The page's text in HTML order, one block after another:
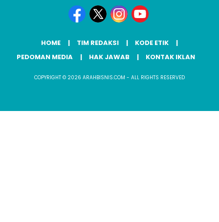
HOME TIM REDAKSI
KODE ETIK
PEDOMAN MEDIA
HAK JAWAB KONTAK IKLAN
COPYRIGHT © 2026 ARAHBISNIS.COM - ALL RIGHTS RESERVED